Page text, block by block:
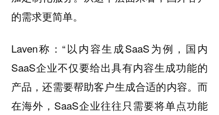
的需求更简单。
Laven称：“以内容生成SaaS为例，国内
SaaS企业不仅要给出具有内容生成功能的
产品，还需要帮助客户生成合适的内容。而
在海外，SaaS企业往往只需要将单点功能